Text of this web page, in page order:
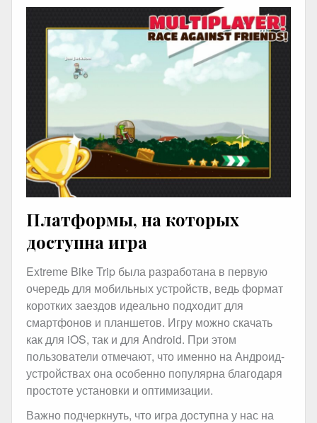
Платформы, на которых
доступна игра
Extreme Bike Trip была разработана в первую
очередь для мобильных устройств, ведь формат
коротких заездов идеально подходит для
смартфонов и планшетов. Игру можно скачать
как для iOS, так и для Android. При этом
пользователи отмечают, что именно на Андроид-
устройствах она особенно популярна благодаря
простоте установки и оптимизации.
Важно подчеркнуть, что игра доступна у нас на